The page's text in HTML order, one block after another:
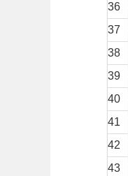
36
37
38
39
40
41
42
43